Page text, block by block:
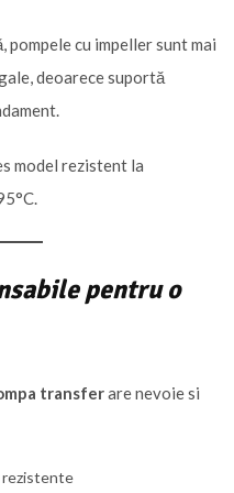
pompele cu impeller sunt mai
deoarece suportă
model rezistent la
pentru o
transferare nevoie si
rezistente